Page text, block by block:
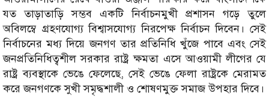
যত তাড়াতাড়ি সম্ভব একটি নির্বাচনমুখী প্রশাসন গড়ে তুলে
অবিলম্বে গ্রহণযোগ্য বিশ্বাসযোগ্য নিরপেক্ষ নির্বাচন দিবেন। সেই
নির্বাচনের মধ্য দিয়ে জনগণ তার প্রতিনিধি খুঁজে পাবে এবং সেই
জনপ্রতিনিধিত্বশীল সরকার রাষ্ট্র ক্ষমতা এসে আওয়ামী লীগের যে
রাষ্ট্র ব্যবস্থাকে ভেঙে ফেলেছে, সেই ভেঙে ফেলা রাষ্ট্রকে মেরামত
করে জনগণকে সুখী সমৃদ্ধশালী ও শোষণমুক্ত সমাজ উপহার দিবে।